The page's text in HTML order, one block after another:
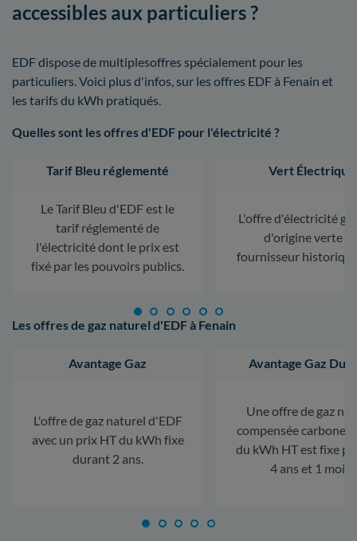
accessibles aux particuliers ?
EDF dispose de multiplesoffres spécialement pour les
particuliers. Voici plus d'infos, sur les offres EDF à Fenain et
les tarifs du kWh pratiqués.
Quelles sont les offres d'EDF pour l'électricité ?
Tarif Bleu réglementé
Le Tarif Bleu d'EDF est le
tarif réglementé de
l'électricité dont le prix est
fixé par les pouvoirs publics.
Vert Électrique
L'offre d'électricité
d'origine verte
fournisseur
Les offres de gaz naturel d'EDF à Fenain
Avantage Gaz
L'offre de gaz naturel d'EDF
avec un prix HT du kWh fixe
durant 2 ans.
Avantage Gaz
Une offre de gaz
compensée carbone.
du kWh HT est fixe
4 ans et 1 mois.